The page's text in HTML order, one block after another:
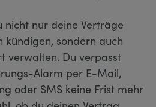
nicht nur deine Verträge
sondern auch
verwalten. Du verpasst
Alarm per E-Mail,
oder SMS keine Frist mehr